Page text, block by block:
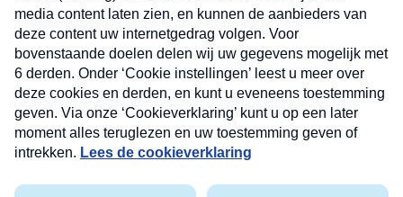
Nieuwsbrief
Neem hier een gratis abonnement op onze
nieuwsbrief. Elke vrijdag- en dinsdagochtend in uw